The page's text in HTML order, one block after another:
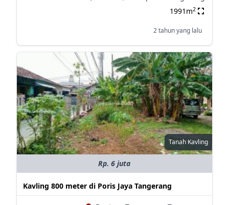
1991m2
2 tahun yang lalu
Tanah Kavling
Rp. 6 juta
Kavling 800 meter di Poris Jaya Tangerang